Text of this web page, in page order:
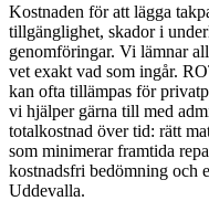
Kostnaden för att lägga
tillgänglighet, skador i
genomföringar. Vi lämnar
vet exakt vad som ingår.
kan ofta tillämpas för
vi hjälper gärna till med
totalkostnad över tid: rätt
som minimerar framtida
kostnadsfri bedömning och
Uddevalla.